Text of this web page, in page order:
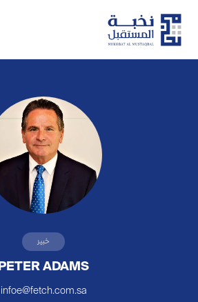
خبير
PETER ADAMS
infoe@fetch.com.sa